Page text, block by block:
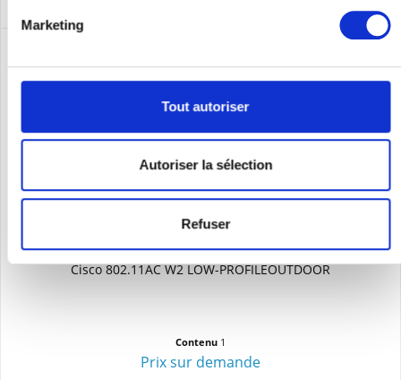
Marketing
Tout autoriser
Autoriser la sélection
Refuser
CISCO AIR-AP1562E-S-K9
Cisco 802.11AC W2 LOW-PROFILEOUTDOOR
Contenu 1
Prix sur demande